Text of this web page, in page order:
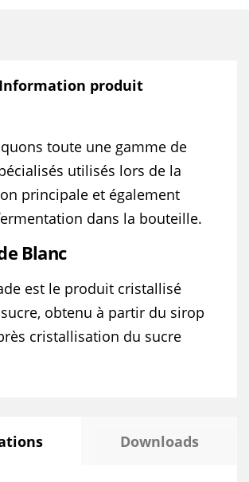
Information produit
toute une gamme de
utilisés lors de la
principale et également
dans la bouteille.
Blanc
est le produit cristallisé
obtenu à partir du sirop
cristallisation du sucre
Downloads